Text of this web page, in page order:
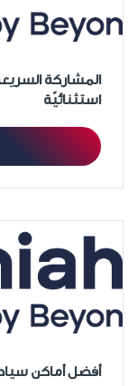
المشاركة
استثنائيّة
أفضل أماكن